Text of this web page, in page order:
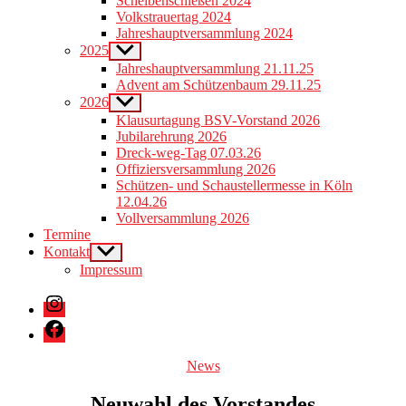
menu
Volkstrauertag 2024
Jahreshauptversammlung 2024
2025 Show
sub
menu
Jahreshauptversammlung 21.11.25
Advent am Schützenbaum 29.11.25
2026 Show
sub
menu
Klausurtagung BSV-Vorstand 2026
Jubilarehrung 2026
Dreck-weg-Tag 07.03.26
Offiziersversammlung 2026
Schützen- und Schaustellermesse in Köln
12.04.26
Vollversammlung 2026
Termine
Kontakt Show
sub
menu
Impressum
Instagram
Facebook
Categories
News